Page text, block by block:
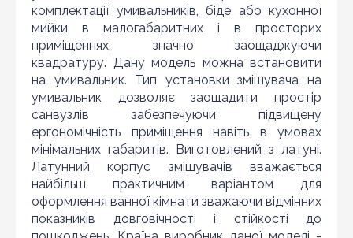
комплектації умивальників, біде або кухонної
мийки в малогабаритних і в просторих
приміщеннях, значно заощаджуючи
квадратуру. Дану модель можна встановити
на умивальник. Тип установки змішувача на
умивальник дозволяє заощадити простір
санвузлів забезпечуючи підвищену
ергономічність приміщення навіть в умовах
мінімальних габаритів. Виготовлений з латуні.
Латунний корпус змішувачів вважається
найбільш практичним варіантом для
оформлення ванної кімнати зважаючи відмінних
показників довговічності і стійкості до
Оновити капчу